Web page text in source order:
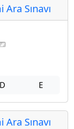
Sınavı
D E
Sınavı